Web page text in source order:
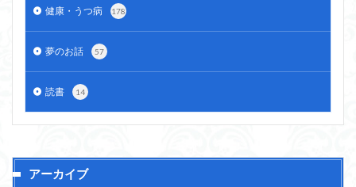
健康・うつ病 178
夢のお話 57
読書 14
アーカイブ